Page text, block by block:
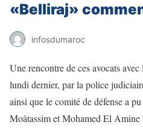
«Belliraj»
infosdumaroc
Une rencontre de ces avocats
lundi dernier, par la police
ainsi que le comité de défense a
Moâtassim et Mohamed El Amine